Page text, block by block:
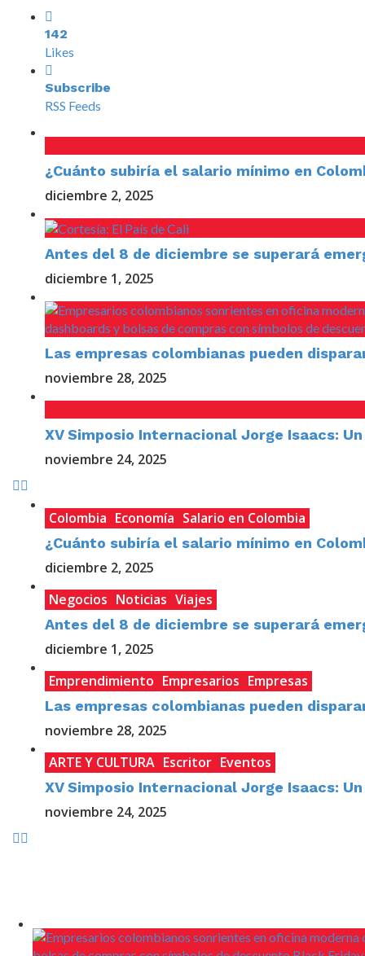
142
Likes
Subscribe
RSS Feeds
¿Cuánto subiría el salario mínimo en
diciembre 2, 2025
Antes del 8 de diciembre se superará
diciembre 1, 2025
Las empresas colombianas pueden
noviembre 28, 2025
XV Simposio Internacional Jorge Isaacs:
noviembre 24, 2025
Colombia Economía Salario en Colombia
¿Cuánto subiría el salario mínimo en
diciembre 2, 2025
Negocios Noticias Viajes
Antes del 8 de diciembre se superará
diciembre 1, 2025
Emprendimiento Empresarios Empresas
Las empresas colombianas pueden
noviembre 28, 2025
ARTE Y CULTURA Escritor Eventos
XV Simposio Internacional Jorge Isaacs:
noviembre 24, 2025